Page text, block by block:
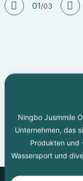
01/03
Ningbo Jusmmile
Unternehmen, das
Produkten und
Wassersport und